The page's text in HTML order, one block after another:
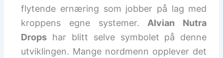
flytende ernæring som jobber på lag med
kroppens egne systemer. Alvian Nutra
Drops har blitt selve symbolet på denne
utviklingen. Mange nordmenn opplever det